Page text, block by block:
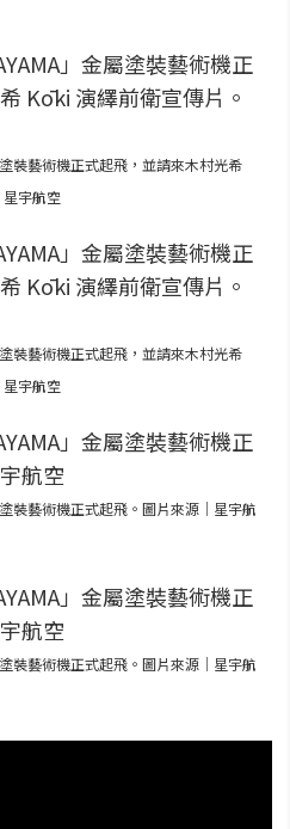
塗裝藝術機正式起飛，並請來木村光希
宇航空
塗裝藝術機正式起飛，並請來木村光希
宇航空
塗裝藝術機正式起飛。圖片來源｜星宇航
塗裝藝術機正式起飛。圖片來源｜星宇航